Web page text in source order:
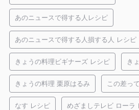
あのニュースで得する人レシピ
あのニュースで得する人損する人 レシピ
きょうの料理ビギナーズ レシピ き
きょうの料理 栗原はるみ この差っ
なす レシピ めざましテレビ ローラ